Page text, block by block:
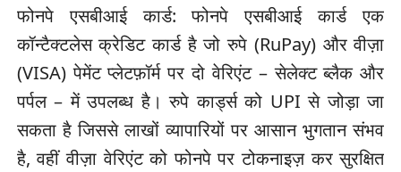
फोनपे एसबीआई कार्ड: फोनपे एसबीआई कार्ड एक
कॉन्टैक्टलेस क्रेडिट कार्ड है जो रुपे (RuPay) और वीज़ा
(VISA) पेमेंट प्लेटफ़ॉर्म पर दो वेरिएंट – सेलेक्ट ब्लैक और
पर्पल – में उपलब्ध है। रुपे कार्ड्स को UPI से जोड़ा जा
सकता है जिससे लाखों व्यापारियों पर आसान भुगतान संभव
है, वहीं वीज़ा वेरिएंट को फोनपे पर टोकनाइज़ कर सुरक्षित